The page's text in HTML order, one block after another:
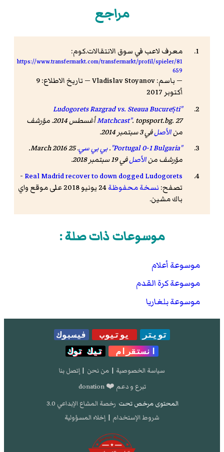
مراجع
معرف لاعب في سوق الانتقالات.كوم:
https://www.transfermarkt.com/transfermarkt/profil/spieler/81
659
— باسم: Vladislav Stoyanov — تاريخ الاطلاع: 9
أكتوبر 2017
"Ludogorets Razgrad vs. Steaua București
Matchcast"
. topsport.bg. 27 أغسطس 2014. مؤرشف
منالأصلفي 3 سبتمبر 2014
.
"Portugal 0-1 Bulgaria"
.بي بي سي
. 25 March 2016.
مؤرشف منالأصلفي 19 سبتمبر 2018
.
Real Madrid recover to down dogged Ludogorets
-
تصفح: نسخة محفوظة
24 يونيو 2018 على موقع واي
باك مشين.
موسوعات ذات صلة :
موسوعة أعلام
موسوعة كرة القدم
موسوعة بلغاريا
تويتر يوتيوب
فيسبوك
انستقرام
تيك توك
سياسة الخصوصية | من نحن | إتصل بنا
تبرع و دعم ❤️ donation
المحتوى مرخص تحت رخصة المشاع الإبداعي 3.0
شروط الإستخدام | إخلاء المسؤولية